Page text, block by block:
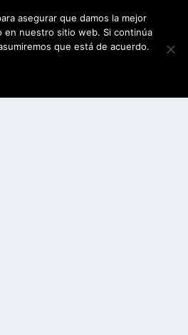
asegurar que damos la mejor
en nuestro sitio web. Si continúa
que está de acuerdo.